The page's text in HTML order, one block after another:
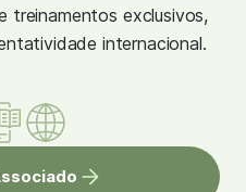
treinamentos exclusivos,
internacional.